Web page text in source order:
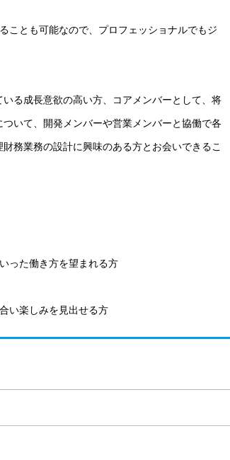
ことも可能なので、プロフェッショナルでもジ
る成長意欲の高い方、コアメンバーとして、将
いて、開発メンバーや営業メンバーと協働で各
務業務の設計に興味のある方とお会いできるこ
った働き方を望まれる方
い楽しみを見出せる方